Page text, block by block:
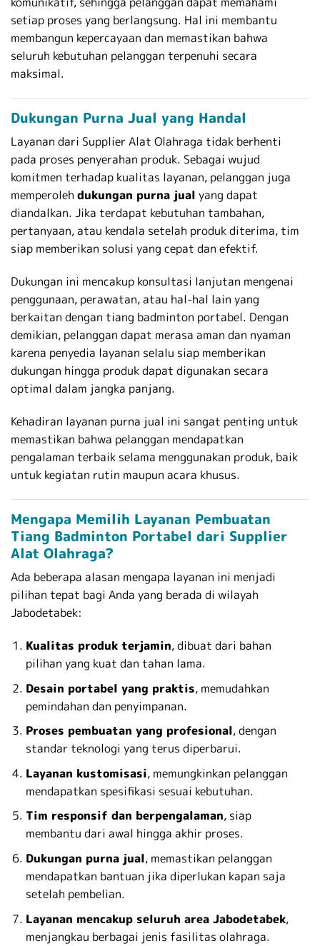
setiap proses yang berlangsung. Hal ini membantu
membangun kepercayaan dan memastikan bahwa
seluruh kebutuhan pelanggan terpenuhi secara
maksimal.
Dukungan Purna Jual yang Handal
Layanan dari Supplier Alat Olahraga tidak berhenti
pada proses penyerahan produk. Sebagai wujud
komitmen terhadap kualitas layanan, pelanggan juga
memperoleh dukungan purna jual yang dapat
diandalkan. Jika terdapat kebutuhan tambahan,
pertanyaan, atau kendala setelah produk diterima, tim
siap memberikan solusi yang cepat dan efektif.
Dukungan ini mencakup konsultasi lanjutan mengenai
penggunaan, perawatan, atau hal-hal lain yang
berkaitan dengan tiang badminton portabel. Dengan
demikian, pelanggan dapat merasa aman dan nyaman
karena penyedia layanan selalu siap memberikan
dukungan hingga produk dapat digunakan secara
optimal dalam jangka panjang.
Kehadiran layanan purna jual ini sangat penting untuk
memastikan bahwa pelanggan mendapatkan
pengalaman terbaik selama menggunakan produk, baik
untuk kegiatan rutin maupun acara khusus.
Mengapa Memilih Layanan Pembuatan
Tiang Badminton Portabel dari Supplier
Alat Olahraga?
Ada beberapa alasan mengapa layanan ini menjadi
pilihan tepat bagi Anda yang berada di wilayah
Jabodetabek:
Kualitas produk terjamin, dibuat dari bahan
pilihan yang kuat dan tahan lama.
Desain portabel yang praktis, memudahkan
pemindahan dan penyimpanan.
Proses pembuatan yang profesional, dengan
standar teknologi yang terus diperbarui.
Layanan kustomisasi, memungkinkan pelanggan
mendapatkan spesifikasi sesuai kebutuhan.
Tim responsif dan berpengalaman, siap
membantu dari awal hingga akhir proses.
Dukungan purna jual, memastikan pelanggan
mendapatkan bantuan jika diperlukan kapan saja
setelah pembelian.
Layanan mencakup seluruh area Jabodetabek,
menjangkau berbagai jenis fasilitas olahraga.